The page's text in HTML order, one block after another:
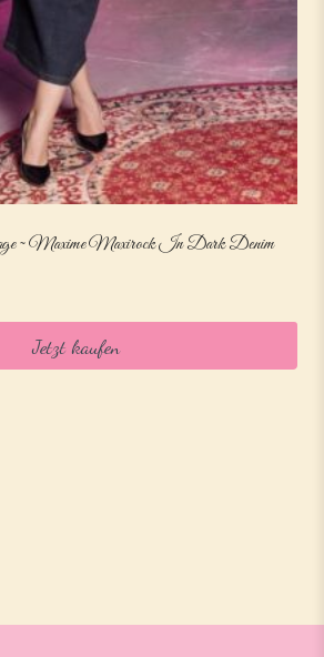
~ Maxime Maxirock In Dark Denim
Jetzt kaufen